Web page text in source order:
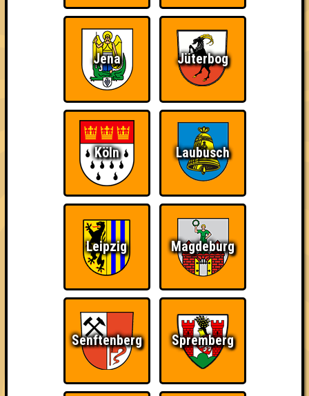
Quizveteran
Wir sind immer bei
Nerven aus Stahl
The Amount of
Teilnahmen is too
damn high
Ich war da, vor 3000
Da-Da Da! Da-Da Da!
Teil der Oberschicht Knapp daneben!
Jena Jüterbog
Köln Laubusch
Leipzig Magdeburg
Senftenberg Spremberg